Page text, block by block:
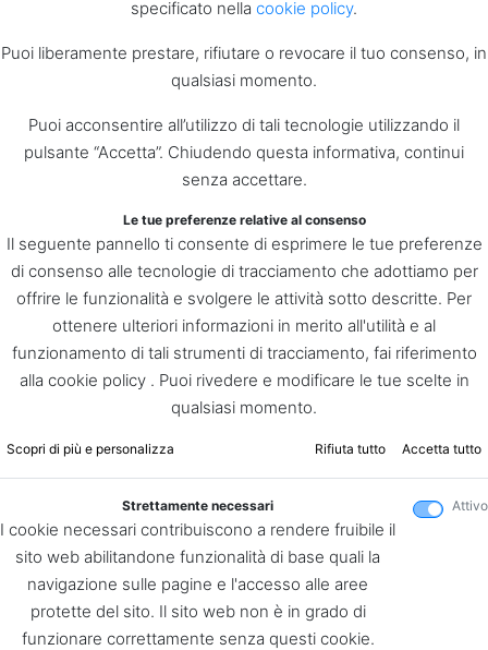
specificato nella cookie policy.
Puoi liberamente prestare, rifiutare o revocare il tuo consenso, in
qualsiasi momento.
Puoi acconsentire all’utilizzo di tali tecnologie utilizzando il
pulsante “Accetta”. Chiudendo questa informativa, continui
senza accettare.
Le tue preferenze relative al consenso
Il seguente pannello ti consente di esprimere le tue preferenze
di consenso alle tecnologie di tracciamento che adottiamo per
offrire le funzionalità e svolgere le attività sotto descritte. Per
ottenere ulteriori informazioni in merito all'utilità e al
funzionamento di tali strumenti di tracciamento, fai riferimento
alla cookie policy . Puoi rivedere e modificare le tue scelte in
qualsiasi momento.
Scopri di più e personalizza Rifiuta tutto Accetta tutto
Strettamente necessari
I cookie necessari contribuiscono a rendere fruibile il
sito web abilitandone funzionalità di base quali la
navigazione sulle pagine e l'accesso alle aree
protette del sito. Il sito web non è in grado di
funzionare correttamente senza questi cookie.
Attivo